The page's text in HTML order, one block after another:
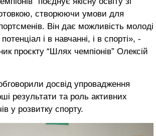
створюючи умови для
Він дає можливість молоді
і в навчанні, і в спорті», -
проєкту “Шлях чемпіонів” Олексій
досвід упровадження
результати та роль активних
у розвитку спорту.